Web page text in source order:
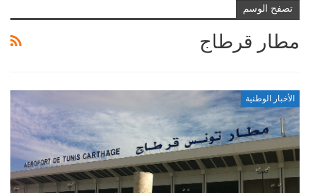
تصفح الوسم
مطار قرطاج
الأخبار الوطنية